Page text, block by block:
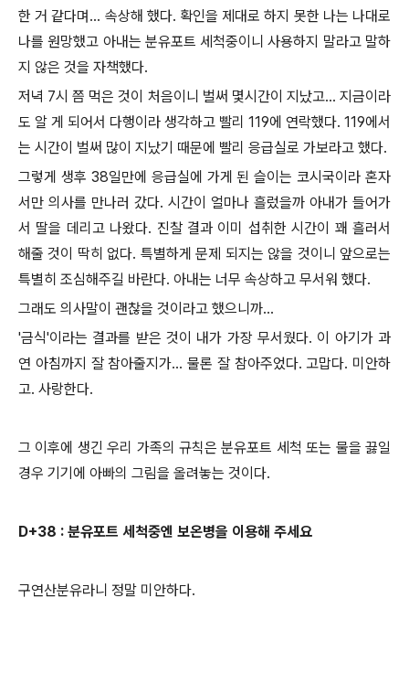
한 거 같다며... 속상해 했다. 확인을 제대로 하지 못한 나는 나대로
나를 원망했고 아내는 분유포트 세척중이니 사용하지 말라고 말하
지 않은 것을 자책했다.
저녁 7시 쯤 먹은 것이 처음이니 벌써 몇시간이 지났고... 지금이라
도 알 게 되어서 다행이라 생각하고 빨리 119에 연락했다. 119에서
는 시간이 벌써 많이 지났기 때문에 빨리 응급실로 가보라고 했다.
그렇게 생후 38일만에 응급실에 가게 된 슬이는 코시국이라 혼자
서만 의사를 만나러 갔다. 시간이 얼마나 흘렀을까 아내가 들어가
서 딸을 데리고 나왔다. 진찰 결과 이미 섭취한 시간이 꽤 흘러서
해줄 것이 딱히 없다. 특별하게 문제 되지는 않을 것이니 앞으로는
특별히 조심해주길 바란다. 아내는 너무 속상하고 무서워 했다.
그래도 의사말이 괜찮을 것이라고 했으니까...
'금식'이라는 결과를 받은 것이 내가 가장 무서웠다. 이 아기가 과
연 아침까지 잘 참아줄지가... 물론 잘 참아주었다. 고맙다. 미안하
고. 사랑한다.
그 이후에 생긴 우리 가족의 규칙은 분유포트 세척 또는 물을 끓일
경우 기기에 아빠의 그림을 올려놓는 것이다.
D+38 : 분유포트 세척중엔 보온병을 이용해 주세요
구연산분유라니 정말 미안하다.